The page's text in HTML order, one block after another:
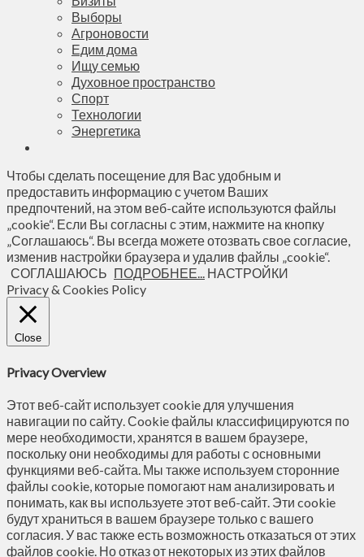
Выборы
Агроновости
Едим дома
Ищу семью
Духовное пространство
Спорт
Технологии
Энергетика
Чтобы сделать посещение для Вас удобным и
предоставить информацию с учетом Ваших
предпочтений, на этом веб-сайте используются файлы
„cookie“. Если Вы согласны с этим, нажмите на кнопку
„Соглашаюсь“. Вы всегда можете отозвать свое согласие,
изменив настройки браузера и удалив файлы „cookie“.
СОГЛАШАЮСЬ ПОДРОБНЕЕ... НАСТРОЙКИ
Privacy & Cookies Policy
Close
Privacy Overview
Этот веб-сайт использует cookie для улучшения
навигации по сайту. Сookie файлы классифицируются по
мере необходимости, хранятся в вашем браузере,
поскольку они необходимы для работы с основными
функциями веб-сайта. Мы также используем сторонние
файлы cookie, которые помогают нам анализировать и
понимать, как вы используете этот веб-сайт. Эти cookie
будут храниться в вашем браузере только с вашего
согласия. У вас также есть возможность отказаться от этих
файлов cookie. Но отказ от некоторых из этих файлов